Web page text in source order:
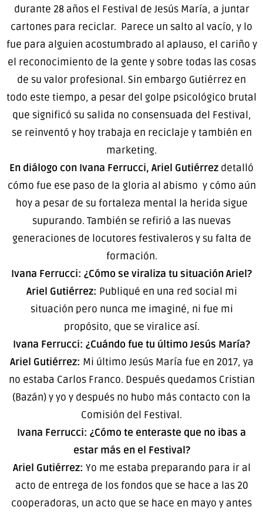
durante 28 años el Festival de Jesús María, a juntar
cartones para reciclar. Parece un salto al vacío, y lo
fue para alguien acostumbrado al aplauso, el cariño y
el reconocimiento de la gente y sobre todas las cosas
de su valor profesional. Sin embargo Gutiérrez en
todo este tiempo, a pesar del golpe psicológico brutal
que significó su salida no consensuada del Festival,
se reinventó y hoy trabaja en reciclaje y también en
marketing.
En diálogo con Ivana Ferrucci, Ariel Gutiérrez detalló
cómo fue ese paso de la gloria al abismo y cómo aún
hoy a pesar de su fortaleza mental la herida sigue
supurando. También se refirió a las nuevas
generaciones de locutores festivaleros y su falta de
formación.
Ivana Ferrucci: ¿Cómo se viraliza tu situación Ariel?
Ariel Gutiérrez: Publiqué en una red social mi
situación pero nunca me imaginé, ni fue mi
propósito, que se viralice así.
Ivana Ferrucci: ¿Cuándo fue tu último Jesús María?
Ariel Gutiérrez: Mi último Jesús María fue en 2017, ya
no estaba Carlos Franco. Después quedamos Cristian
(Bazán) y yo y después no hubo más contacto con la
Comisión del Festival.
Ivana Ferrucci: ¿Cómo te enteraste que no ibas a
estar más en el Festival?
Ariel Gutiérrez: Yo me estaba preparando para ir al
acto de entrega de los fondos que se hace a las 20
cooperadoras, un acto que se hace en mayo y antes